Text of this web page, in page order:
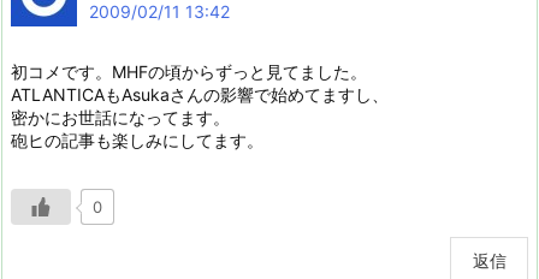
2009/02/11 13:42
初コメです。MHFの頃からずっと見てました。
ATLANTICAもAsukaさんの影響で始めてますし、
密かにお世話になってます。
砲ヒの記事も楽しみにしてます。
0
返信